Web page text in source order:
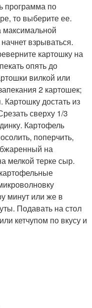
программа по
то выберите ее.
максимальной
взрываться.
картошку на
опять до
вилкой или
2 картошек;
достать из
сверху 1/3
Картофель
поперчить,
на
мелкой терке сыр.
минут или же в
Подавать на стол
кетчупом по вкусу и